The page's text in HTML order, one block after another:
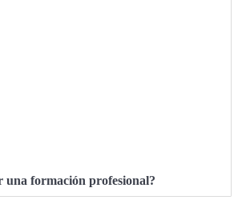
una formación profesional?